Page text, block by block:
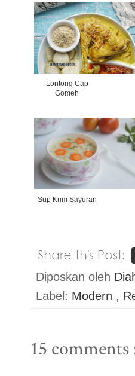
Lontong Cap
Gomeh
Sup Krim Sayuran
Diposkan oleh
Label: Modern ,
15 comments